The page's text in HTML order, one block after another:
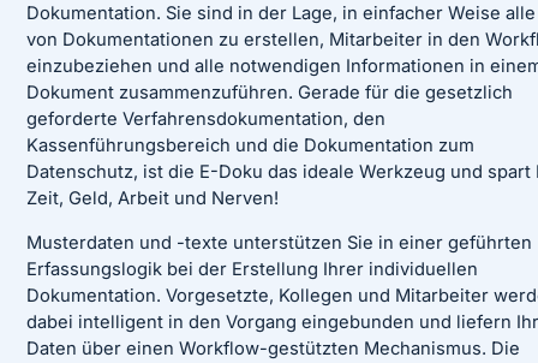
Dokumentation. Sie sind in der Lage, in einfacher Weise
von Dokumentationen zu erstellen, Mitarbeiter in den
einzubeziehen und alle notwendigen Informationen in
Dokument zusammenzuführen. Gerade für die gesetzlich
geforderte Verfahrensdokumentation, den
Kassenführungsbereich und die Dokumentation zum
Datenschutz, ist die E-Doku das ideale Werkzeug und spart
Zeit, Geld, Arbeit und Nerven!
Musterdaten und -texte unterstützen Sie in einer geführten
Erfassungslogik bei der Erstellung Ihrer individuellen
Dokumentation. Vorgesetzte, Kollegen und Mitarbeiter
dabei intelligent in den Vorgang eingebunden und liefern
Daten über einen Workflow-gestützten Mechanismus. Die